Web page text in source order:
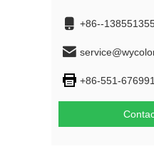
+86--
+86-551-